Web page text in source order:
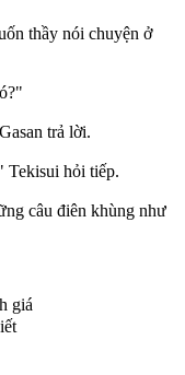
thầy nói chuyện ở
trả lời.
Tekisui hỏi tiếp.
câu điên khùng như
giá